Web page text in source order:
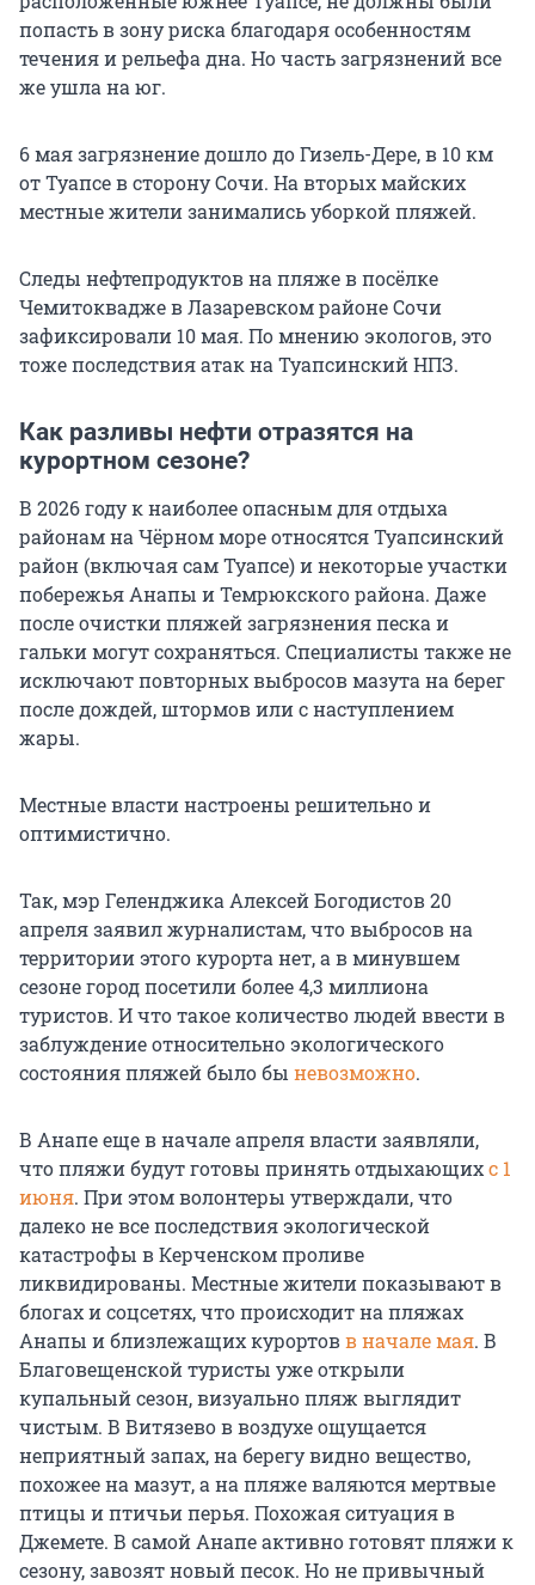
попасть в зону риска благодаря особенностям
течения и рельефа дна. Но часть загрязнений все
же ушла на юг.
6 мая загрязнение дошло до Гизель-Дере, в 10 км
от Туапсе в сторону Сочи. На вторых майских
местные жители занимались уборкой пляжей.
Следы нефтепродуктов на пляже в посёлке
Чемитоквадже в Лазаревском районе Сочи
зафиксировали 10 мая. По мнению экологов, это
тоже последствия атак на Туапсинский НПЗ.
Как разливы нефти отразятся на
курортном сезоне?
В 2026 году к наиболее опасным для отдыха
районам на Чёрном море относятся Туапсинский
район (включая сам Туапсе) и некоторые участки
побережья Анапы и Темрюкского района. Даже
после очистки пляжей загрязнения песка и
гальки могут сохраняться. Специалисты также не
исключают повторных выбросов мазута на берег
после дождей, штормов или с наступлением
жары.
Местные власти настроены решительно и
оптимистично.
Так, мэр Геленджика Алексей Богодистов 20
апреля заявил журналистам, что выбросов на
территории этого курорта нет, а в минувшем
сезоне город посетили более 4,3 миллиона
туристов. И что такое количество людей ввести в
заблуждение относительно экологического
состояния пляжей было бы невозможно.
В Анапе еще в начале апреля власти заявляли,
что пляжи будут готовы принять отдыхающихс 1
июня. При этом волонтеры утверждали, что
далеко не все последствия экологической
катастрофы в Керченском проливе
ликвидированы. Местные жители показывают в
блогах и соцсетях, что происходит на пляжах
Анапы и близлежащих курортовв начале мая. В
Благовещенской туристы уже открыли
купальный сезон, визуально пляж выглядит
чистым. В Витязево в воздухе ощущается
неприятный запах, на берегу видно вещество,
похожее на мазут, а на пляже валяются мертвые
птицы и птичьи перья. Похожая ситуация в
Джемете. В самой Анапе активно готовят пляжи к
сезону, завозят новый песок. Но не привычный